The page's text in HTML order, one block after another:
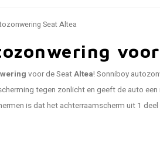
Seat Altea
voor de SeatAltea! Sonniboy
tegen zonlicht en geeft de auto
is dat het achterraamscherm uit 1